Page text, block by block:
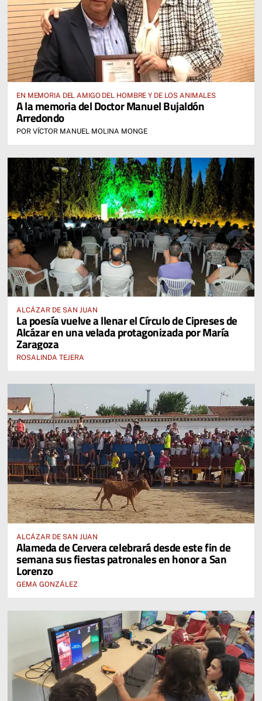
EN MEMORIA DEL AMIGO DEL HOMBRE Y DE LOS ANIMALES
A la memoria del Doctor Manuel Bujaldón
Arredondo
POR VÍCTOR MANUEL MOLINA MONGE
ALCÁZAR DE SAN JUAN
La poesía vuelve a llenar el Círculo de Cipreses de
Alcázar en una velada protagonizada por María
Zaragoza
ROSALINDA TEJERA
ALCÁZAR DE SAN JUAN
Alameda de Cervera celebrará desde este fin de
semana sus fiestas patronales en honor a San
Lorenzo
GEMA GONZÁLEZ